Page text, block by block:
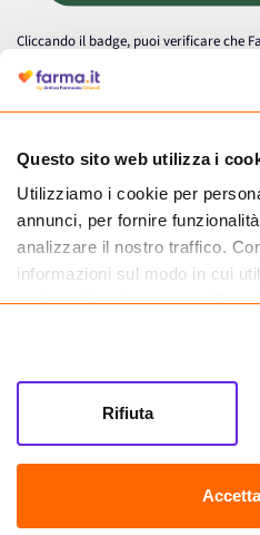
Questo sito web utilizza i
Utilizziamo i cookie per
annunci, per fornire
analizzare il nostro traffico.
informazioni sul modo in cui
partner che si occupano di
informazioni che hai fornito
tuo utilizzo dei loro servizi.
Rifiuta
Cliccando il badge, puoi verificare che
autorizzata dal Ministero della Salute
medicinali.
Farma.it S.a.s. P. IVA 07417261216 REA: NA-
CREDITS
Sede legale Via delle Repubbliche Marinare